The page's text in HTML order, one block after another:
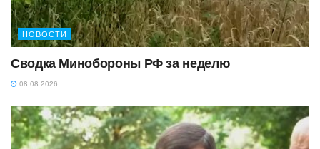
НОВОСТИ
Сводка Минобороны РФ за неделю
08.08.2026